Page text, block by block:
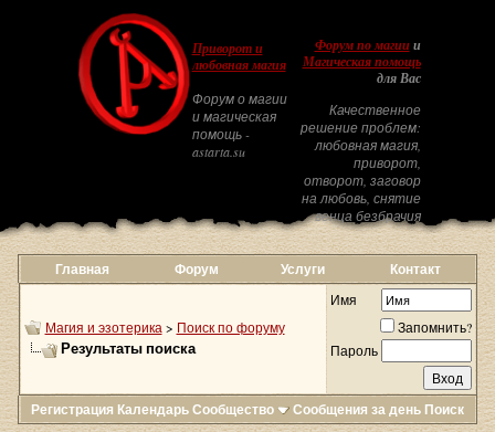
Приворот и
любовная магия
Форум о магии
и магическая
помощь -
astarta.su
Форум по магиии
Магическая помощь
для Вас
Качественное
решение проблем:
любовная магия,
приворот,
отворот, заговор
на любовь, снятие
венца безбрачия
Главная Форум Услуги Контакт
Магия и эзотерика > Поиск по форуму
Результаты поиска
Имя
Запомнить?
Пароль
Регистрация КалендарьСообщество Сообщения за день Поиск